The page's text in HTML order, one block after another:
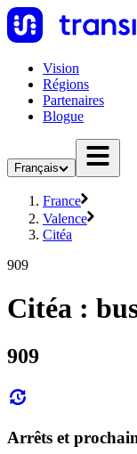
Vision
Régions
Partenaires
Blogue
Français
France
Valence
Citéa
909
Citéa :
909
Arrêts et